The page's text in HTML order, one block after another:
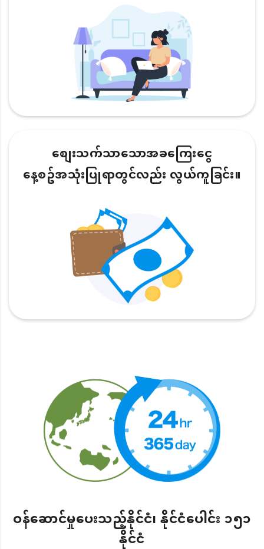
စျေးသက်သာသောအခကြေးငွေ
နေ့စဥ်အသုံးပြုရာတွင်လည်း လွယ်ကူခြင်း။
ဝန်ဆောင်မှုပေးသည့်နိုင်ငံ၊ နိုင်ငံပေါင်း ၁၅၁
နိုင်ငံ